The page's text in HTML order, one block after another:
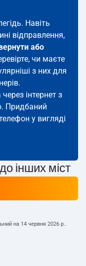
Навіть
відправлення,
або
чи маєте
з них для
інтернет з
Придбаний
у вигляді
до інших міст
на 14 червня 2026 р..